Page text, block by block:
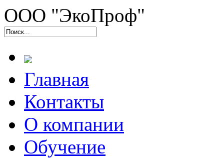
ООО "ЭкоПроф"
Главная
Контакты
О компании
Обучение